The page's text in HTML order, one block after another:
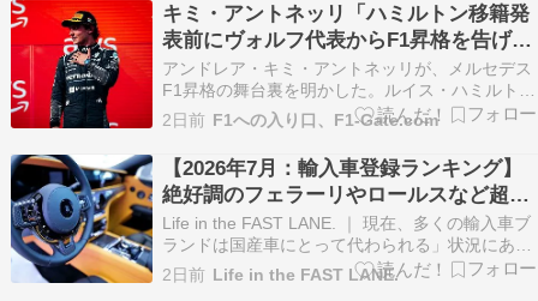
キミ・アントネッリ「ハミルトン移籍発
表前にヴォルフ代表からF1昇格を告げら
れた」
アンドレア・キミ・アントネッリが、メルセデス
F1昇格の舞台裏を明かした。ルイス・ハミルトン
のフェラーリ移籍が正式発表される前、チーム代
表のトト・ヴォルフから翌シーズンのレギュラー
昇格構想を直接伝えられていたという。 当時はま
だF2デビュー前だったアントネッリは、その言葉
に「目が飛…
2日前 F1への入り口、F1-Gate.com
【2026年7月：輸入車登録ランキング】
絶好調のフェラーリやロールスなど超高
級ブランド、それに対して縮小を続ける
従来の王者「メルセデス・ベンツ、
BMW、アウディ」
Life in the FAST LANE. ｜ 現在、多くの輸入車ブ
ランドは国産車にとって代わられる」状況にある
｜ いくつかのブランドは「戦略を変更」せねばな
らないであろう ドイツ御三家をはじめとする定番
2日前 Life in the FAST LANE.